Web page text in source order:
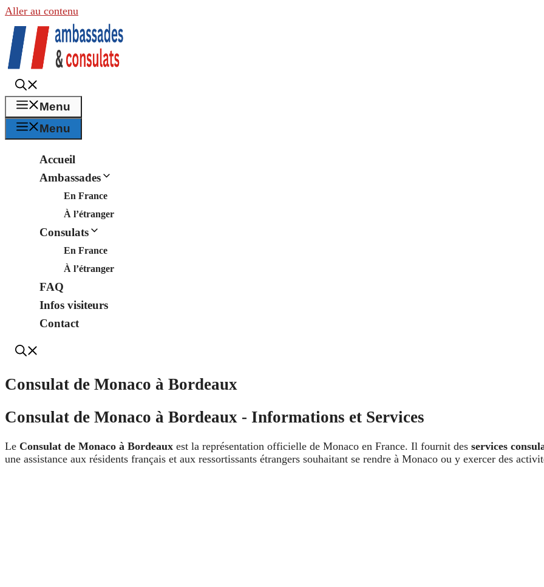
Aller au contenu
Menu
Menu
Accueil
Ambassades
En France
À l’étranger
Consulats
En France
À l’étranger
FAQ
Infos visiteurs
Contact
Consulat de Monaco à Bordeaux
Consulat de Monaco à Bordeaux - Informations et Services
Le Consulat de Monaco à Bordeaux est la représentation officielle de Monaco en France. Il fournit des services
une assistance aux résidents français et aux ressortissants étrangers souhaitant se rendre à Monaco ou y exercer des